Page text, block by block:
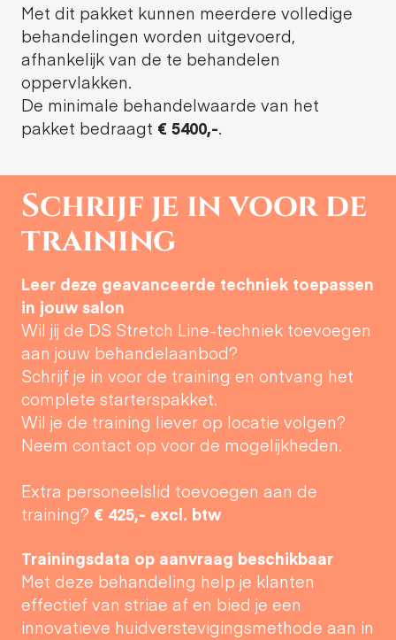
Met dit pakket kunnen meerdere volledige
behandelingen worden uitgevoerd,
afhankelijk van de te behandelen
oppervlakken.
De minimale behandelwaarde van het
pakket bedraagt € 5400,-.
Schrijf je in voor de
training
Leer deze geavanceerde techniek toepassen
in jouw salon
Wil jij de DS Stretch Line-techniek toevoegen
aan jouw behandelaanbod?
Schrijf je in voor de training en ontvang het
complete starterspakket.
Wil je de training liever op locatie volgen?
Neem contact op voor de mogelijkheden.
Extra personeelslid toevoegen aan de
training? € 425,- excl. btw
Trainingsdata op aanvraag beschikbaar
Met deze behandeling help je klanten
effectief van striae af en bied je een
innovatieve huidverstevigingsmethode aan in